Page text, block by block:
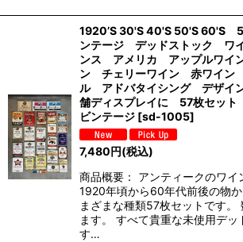
1920’S 30'S 40'S 50'S 60'S
ンテージ デッドストック ワ
ンス アメリカ アップルワイ
ン チェリーワイン 赤ワイ
ル アドバタイシング デザイ
舗ディスプレイに 57枚セッ
ビンテージ [sd-1005]
7,480円(税込)
商品概要： アンティークのワイ
1920年頃から60年代前後の物
まざまな種類57枚セットです。
ます。 すべて貴重な未使用デッ
す…